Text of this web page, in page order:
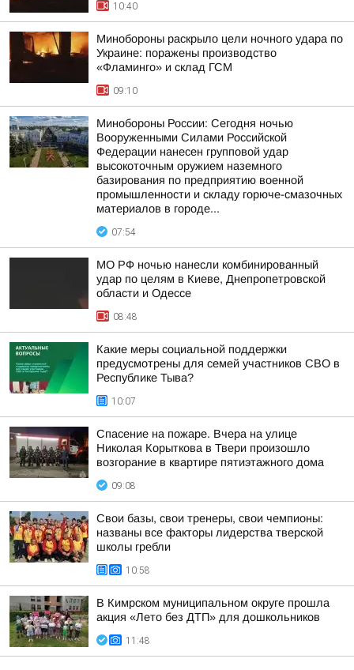
10:40
Минобороны раскрыло цели ночного удара по
Украине: поражены производство
«Фламинго» и склад ГСМ
09:10
Минобороны России: Сегодня ночью
Вооруженными Силами Российской
Федерации нанесен групповой удар
высокоточным оружием наземного
базирования по предприятию военной
промышленности и складу горюче-смазочных
материалов в городе...
07:54
МО РФ ночью нанесли комбинированный
удар по целям в Киеве, Днепропетровской
области и Одессе
08:48
Какие меры социальной поддержки
предусмотрены для семей участников СВО в
Республике Тыва?
10:07
Спасение на пожаре. Вчера на улице
Николая Корыткова в Твери произошло
возгорание в квартире пятиэтажного дома
09:08
Свои базы, свои тренеры, свои чемпионы:
названы все факторы лидерства тверской
школы гребли
10:58
В Кимрском муниципальном округе прошла
акция «Лето без ДТП» для дошкольников
11:48